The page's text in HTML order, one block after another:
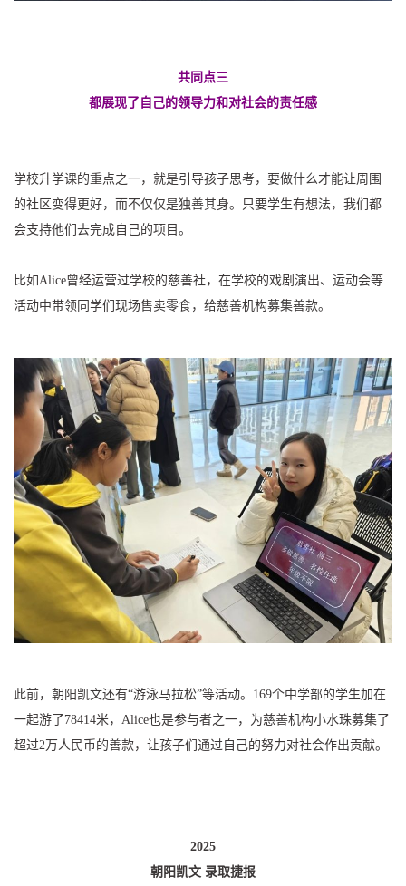
共同点三
都展现了自己的领导力和对社会的责任感
学校升学课的重点之一，就是引导孩子思考，要做什么才能让周围
的社区变得更好，而不仅仅是独善其身。只要学生有想法，我们都
会支持他们去完成自己的项目。
比如Alice曾经运营过学校的慈善社，在学校的戏剧演出、运动会等
活动中带领同学们现场售卖零食，给慈善机构募集善款。
此前，朝阳凯文还有“游泳马拉松”等活动。169个中学部的学生加在
一起游了78414米，Alice也是参与者之一，为慈善机构小水珠募集了
超过2万人民币的善款，让孩子们通过自己的努力对社会作出贡献。
2025
朝阳凯文 录取捷报